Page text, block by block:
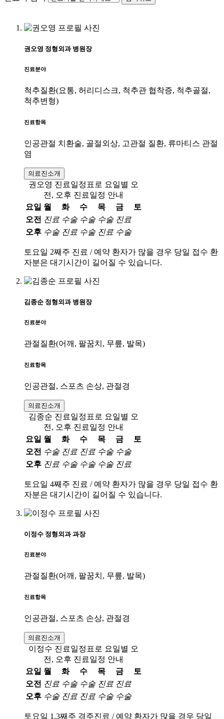
권오영 정형외과 병원장
진료분야
척추질환(요통, 허리디스크, 척추관 협착증, 척추골절,
척추변형)
진료항목
인공관절 치환술, 골절외상, 고관절 질환, 류마티스 관절
염
의료진소개
권오영 진료일정표로 요일별 오
전, 오후 진료일정 안내
요일 월 화 수 목 금
토
오전 진료 수술 수술 수술 진료
오후 수술 진료 수술 진료 수술
토요일 2째주 진료 / 예약 환자가 많을 경우 당일 접수 환
자분은 대기시간이 길어질 수 있습니다.
김종순 정형외과 병원장
진료분야
관절질환(어깨, 팔꿈치, 무릎, 발목)
진료항목
인공관절, 스포츠 손상, 관절경
의료진소개
김종순 진료일정표로 요일별 오
전, 오후 진료일정 안내
요일 월 화 수 목 금
토
오전 수술 진료 진료 수술 수술
오후 진료 수술 수술 수술 진료
토요일 4째주 진료 / 예약 환자가 많을 경우 당일 접수 환
자분은 대기시간이 길어질 수 있습니다.
이정수 정형외과 과장
진료분야
관절질환(어깨, 팔꿈치, 무릎, 발목)
진료항목
인공관절, 스포츠 손상, 관절경
의료진소개
이정수 진료일정표로 요일별 오
전, 오후 진료일정 안내
요일 월 화 수 목 금
토
오전 진료 수술 수술 진료 진료
오후 수술 진료 진료 수술 수술
토요일 1,3째주 격주진료 / 예약 환자가 많을 경우 당일